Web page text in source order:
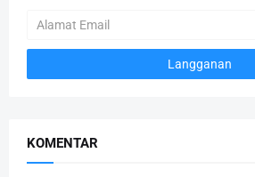
KOMENTAR